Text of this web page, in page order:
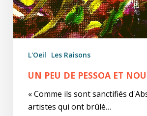
L'Oeil Les Raisons
UN PEU DE PESSOA ET
« Comme ils sont sanctifiés
artistes qui ont brûlé…